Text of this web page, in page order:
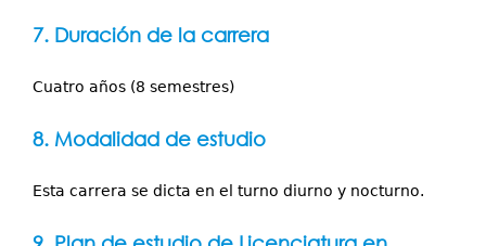
7. Duración de la carrera
Cuatro años (8 semestres)
8. Modalidad de estudio
Esta carrera se dicta en el turno diurno y nocturno.